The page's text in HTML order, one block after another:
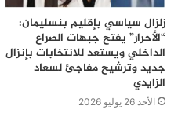
زلزال سياسي بإقليم بنسليمان:
“الأحرار” يفتح جبهات الصراع
الداخلي ويستعد للانتخابات بإنزال
جديد وترشيح مفاجئ لسعاد
الزايدي
الأحد 26 يوليو 2026